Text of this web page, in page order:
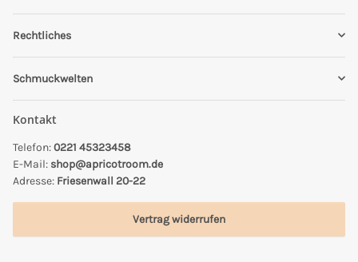
Rechtliches
Schmuckwelten
Kontakt
Telefon:0221 45323458
E-Mail: shop@apricotroom.de
Adresse: Friesenwall 20-22
Vertrag widerrufen